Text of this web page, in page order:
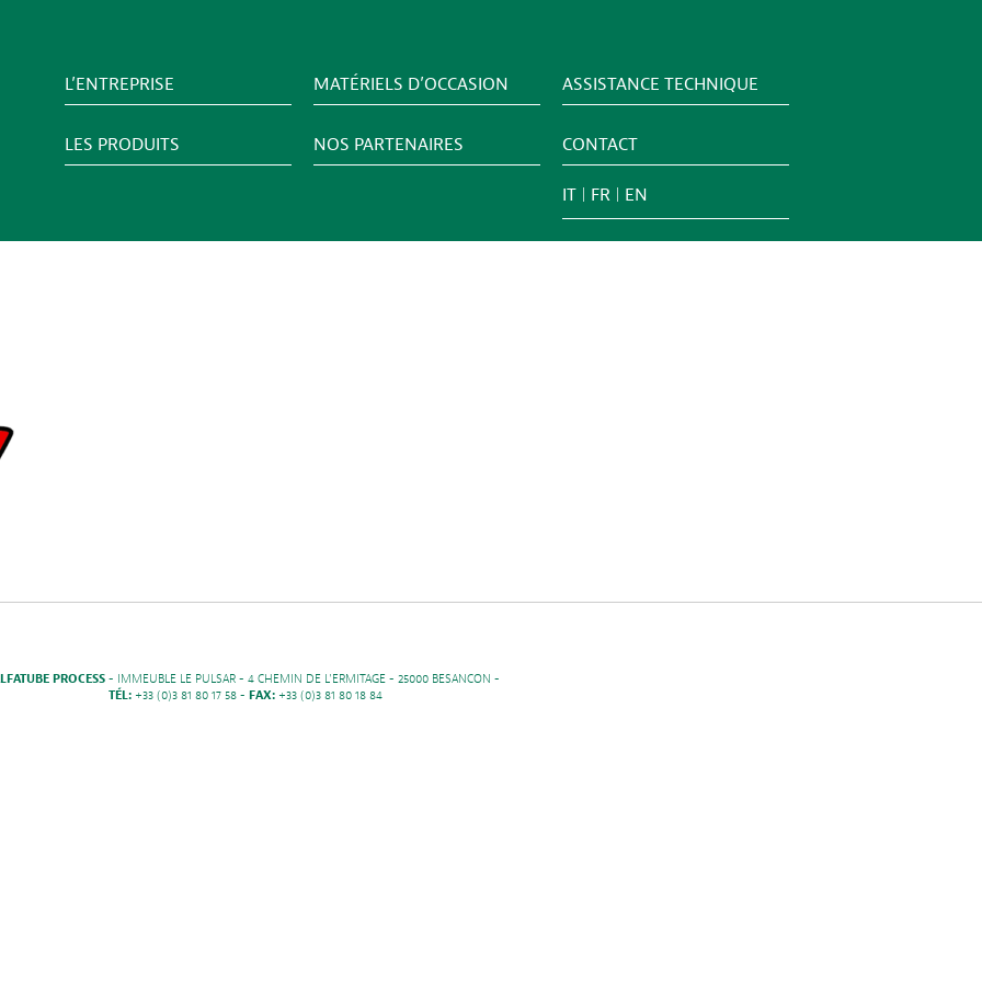
L’ENTREPRISE MATÉRIELS D’OCCASION ASSISTANCE TECHNIQUE
LES PRODUITS NOS PARTENAIRES CONTACT
IT FR EN
PROCESS- IMMEUBLE LE PULSAR - 4 CHEMIN DE L'ERMITAGE - 25000 BESANCON -
TÉL: +33 (0)3 81 80 17 58 - FAX: +33 (0)3 81 80 18 84